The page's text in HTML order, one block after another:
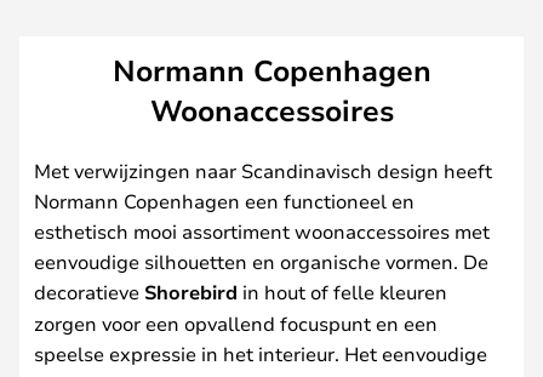
Normann Copenhagen
Woonaccessoires
Met verwijzingen naar Scandinavisch design heeft
Normann Copenhagen een functioneel en
esthetisch mooi assortiment woonaccessoires met
eenvoudige silhouetten en organische vormen. De
decoratieve Shorebird in hout of felle kleuren
zorgen voor een opvallend focuspunt en een
speelse expressie in het interieur. Het eenvoudige